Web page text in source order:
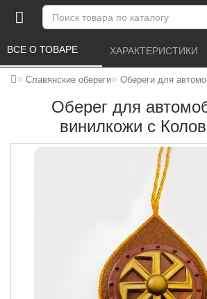
Славянские обереги Обереги для
Оберег для
винилкожи с
ВСЕ О ТОВАРЕ ХАРАКТЕРИСТИКИ